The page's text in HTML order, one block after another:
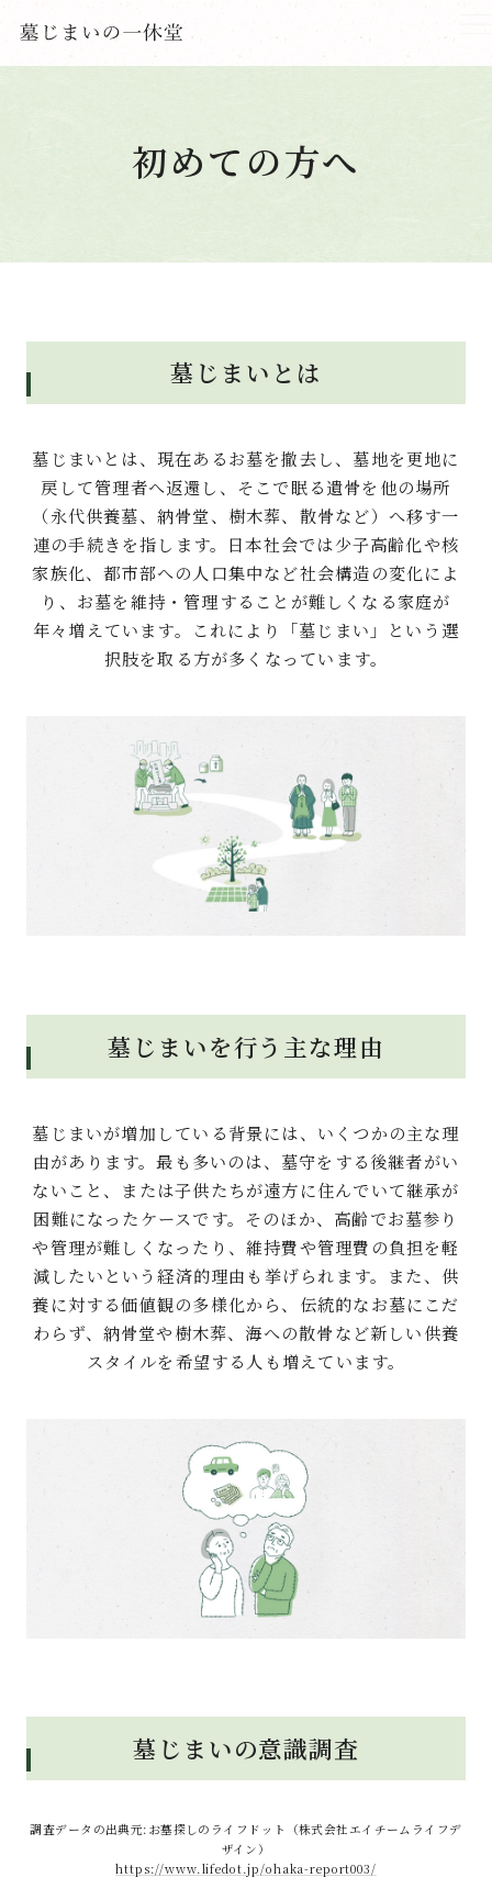
初めての方へ
墓じまいとは
墓じまいとは、現在あるお墓を撤去し、墓地を更地に
戻して管理者へ返還し、そこで眠る遺骨を他の場所
（永代供養墓、納骨堂、樹木葬、散骨など）へ移す一
連の手続きを指します。日本社会では少子高齢化や核
家族化、都市部への人口集中など社会構造の変化によ
り、お墓を維持・管理することが難しくなる家庭が
年々増えています。これにより「墓じまい」という選
択肢を取る方が多くなっています。
墓じまいを行う主な理由
墓じまいが増加している背景には、いくつかの主な理
由があります。最も多いのは、墓守をする後継者がい
ないこと、または子供たちが遠方に住んでいて継承が
困難になったケースです。そのほか、高齢でお墓参り
や管理が難しくなったり、維持費や管理費の負担を軽
減したいという経済的理由も挙げられます。また、供
養に対する価値観の多様化から、伝統的なお墓にこだ
わらず、納骨堂や樹木葬、海への散骨など新しい供養
スタイルを希望する人も増えています。
墓じまいの意識調査
調査データの出典元:お墓探しのライフドット（株式会社エイチームライフデ
ザイン）
https://www.lifedot.jp/ohaka-report003/